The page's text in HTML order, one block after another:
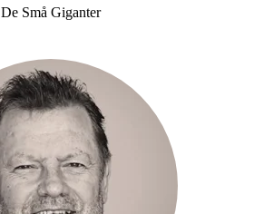
De Små Giganter